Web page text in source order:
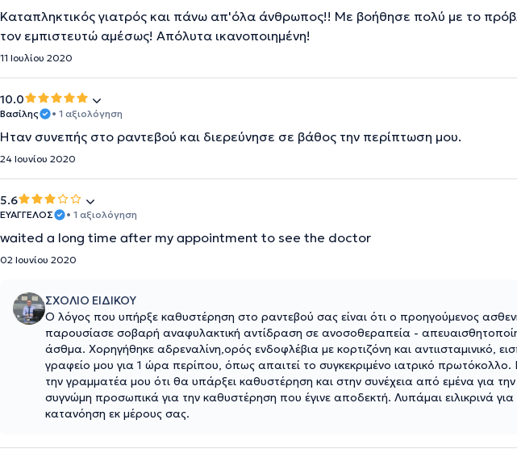
Καταπληκτικός γιατρός και πάνω απ'όλα άνθρωπος!! Με βοήθησε πολύ με το
τον εμπιστευτώ αμέσως! Απόλυτα ικανοποιημένη!
11 Ιουλίου 2020
10.0
Βασίλης • 1 αξιολόγηση
Ήταν συνεπής στο ραντεβού και διερεύνησε σε βάθος την περίπτωση μου.
24 Ιουνίου 2020
5.6
ΕΥΑΓΓΕΛΟΣ • 1 αξιολόγηση
waited a long time after my appointment to see the doctor
02 Ιουνίου 2020
ΣΧΟΛΙΟ ΕΙΔΙΚΟΥ
Ο λόγος που υπήρξε καθυστέρηση στο ραντεβού σας είναι ότι ο προηγούμενος
παρουσίασε σοβαρή αναφυλακτική αντίδραση σε ανοσοθεραπεία -
άσθμα. Χορηγήθηκε αδρεναλίνη,ορός ενδοφλέβια με κορτιζόνη και αντιισταμινικό,
γραφείο μου για 1 ώρα περίπου, όπως απαιτεί το συγκεκριμένο ιατρικό
την γραμματέα μου ότι θα υπάρξει καθυστέρηση και στην συνέχεια από εμένα για
συγνώμη προσωπικά για την καθυστέρηση που έγινε αποδεκτή. Λυπάμαι ειλικρινά για
κατανόηση εκ μέρους σας.